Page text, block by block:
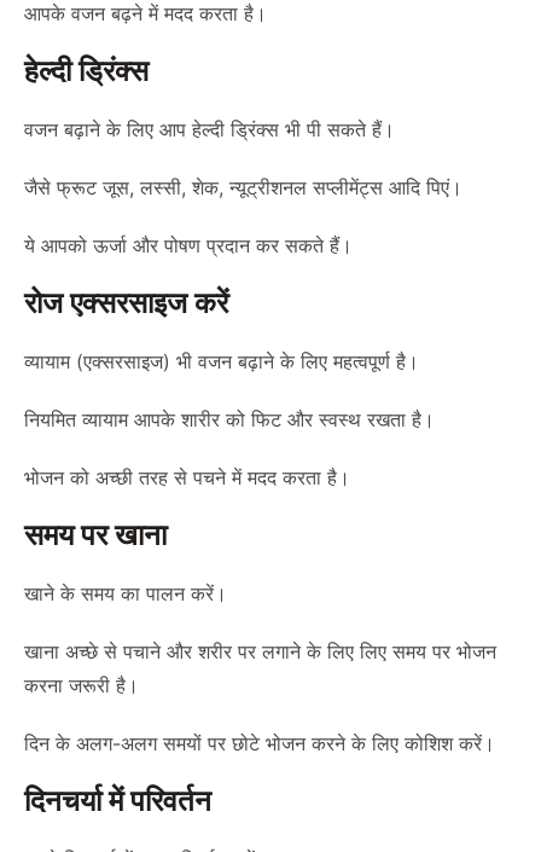
आपके वजन बढ़ने में मदद करता है।
हेल्दी ड्रिंक्स
वजन बढ़ाने के लिए आप हेल्दी ड्रिंक्स भी पी सकते हैं।
जैसे फ्रूट जूस, लस्सी, शेक, न्यूट्रीशनल सप्लीमेंट्स आदि पिएं।
ये आपको ऊर्जा और पोषण प्रदान कर सकते हैं।
रोज एक्सरसाइज करें
व्यायाम (एक्सरसाइज) भी वजन बढ़ाने के लिए महत्वपूर्ण है।
नियमित व्यायाम आपके शारीर को फिट और स्वस्थ रखता है।
भोजन को अच्छी तरह से पचने में मदद करता है।
समय पर खाना
खाने के समय का पालन करें।
खाना अच्छे से पचाने और शरीर पर लगाने के लिए लिए समय पर भोजन
करना जरूरी है।
दिन के अलग-अलग समयों पर छोटे भोजन करने के लिए कोशिश करें।
दिनचर्या में परिवर्तन